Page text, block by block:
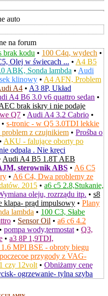
auto
na forum
brak kodu • 100 C4q, wydech •
Olej w świecach ... • A4 B5
ABK, Sonda lambda • Audi
klinowy • A4 AFN, Problem
A4 • A3 8P, Układ
A4 B6 3.0 v6 quattro sedan •
brak iskry i nie podaje
Q7 • Audi A4 3.2 Cabrio •
• s-tronic - w Q5 3.0TDI lekkie
z czujnikiem • Prośba o
• AKU - falujące oborty po
odpala . Nie kręci
Audi A4 B5 1.8T AEB
sterownik ABS • A6 C5
• A6 C4, Dwa problemy ze
2015 • a6 c5 2.8,Stukanie,
oleju, rozrządu itp. • s8
klapa- prąd impulsowy • Plany
lambda • 100 C3, Słabe
• Sensor Oil • a6 c6 4.2
• pompa wody,termostat • Q3,
• a3 8P 1,9TDI,
MPI BSE - obroty biegu
przygody z VAG-
czy 12volt • Obniżamy cenę
ogrzewanie- tylna szyba